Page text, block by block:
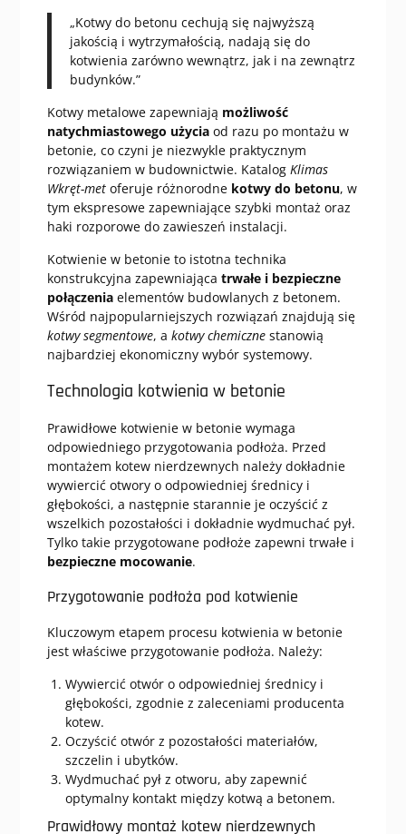
„Kotwy do betonu cechują się najwyższą
jakością i wytrzymałością, nadają się do
kotwienia zarówno wewnątrz, jak i na zewnątrz
budynków.”
Kotwy metalowe zapewniają możliwość
natychmiastowego użyciaod razu po montażu w
betonie, co czyni je niezwykle praktycznym
rozwiązaniem w budownictwie. Katalog Klimas
Wkręt-metoferuje różnorodne kotwy do betonu, w
tym ekspresowe zapewniające szybki montaż oraz
haki rozporowe do zawieszeń instalacji.
Kotwienie w betonie to istotna technika
konstrukcyjna zapewniająca trwałe i bezpieczne
połączeniaelementów budowlanych z betonem.
Wśród najpopularniejszych rozwiązań znajdują się
kotwy segmentowe, a kotwy chemicznestanowią
najbardziej ekonomiczny wybór systemowy.
Technologia kotwienia w betonie
Prawidłowe kotwienie w betonie wymaga
odpowiedniego przygotowania podłoża. Przed
montażem kotew nierdzewnych należy dokładnie
wywiercić otwory o odpowiedniej średnicy i
głębokości, a następnie starannie je oczyścić z
wszelkich pozostałości i dokładnie wydmuchać pył.
Tylko takie przygotowane podłoże zapewni trwałe i
bezpieczne mocowanie.
Przygotowanie podłoża pod kotwienie
Kluczowym etapem procesu kotwienia w betonie
jest właściwe przygotowanie podłoża. Należy:
Wywiercić otwór o odpowiedniej średnicy i
głębokości, zgodnie z zaleceniami producenta
kotew.
Oczyścić otwór z pozostałości materiałów,
szczelin i ubytków.
Wydmuchać pył z otworu, aby zapewnić
optymalny kontakt między kotwą a betonem.
Prawidłowy montaż kotew nierdzewnych